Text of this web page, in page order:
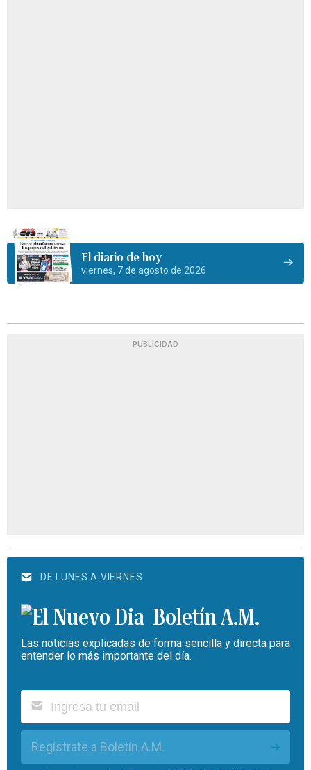
El diario de hoy
viernes, 7 de agosto de 2026
PUBLICIDAD
DE LUNES A VIERNES
Boletín A.M.
Las noticias explicadas de forma sencilla y directa para
entender lo más importante del día.
Regístrate a Boletín A.M.